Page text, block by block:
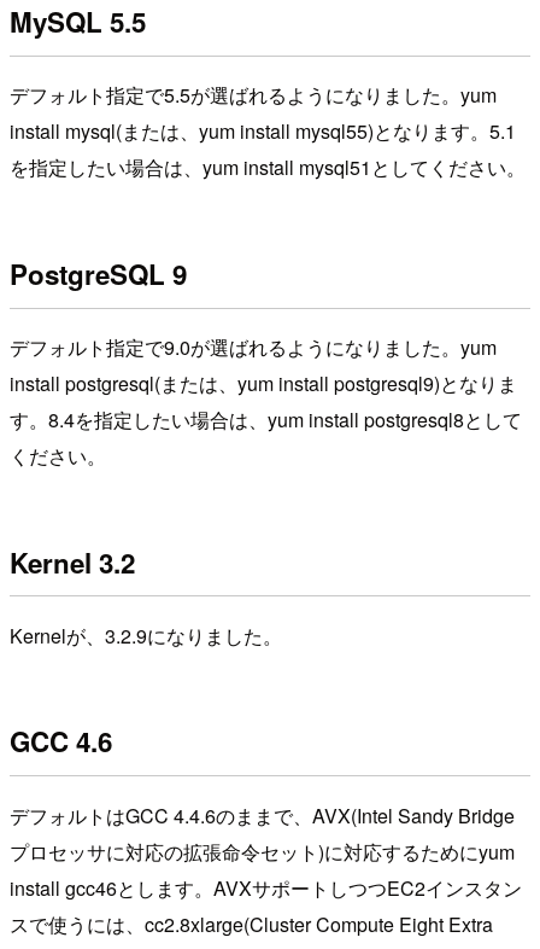
MySQL 5.5
デフォルト指定で5.5が選ばれるようになりました。yum
install mysql(または、yum install mysql55)となります。5.1
を指定したい場合は、yum install mysql51としてください。
PostgreSQL 9
デフォルト指定で9.0が選ばれるようになりました。yum
install postgresql(または、yum install postgresql9)となりま
す。8.4を指定したい場合は、yum install postgresql8として
ください。
Kernel 3.2
Kernelが、3.2.9になりました。
GCC 4.6
デフォルトはGCC 4.4.6のままで、AVX(Intel Sandy Bridge
プロセッサに対応の拡張命令セット)に対応するためにyum
install gcc46とします。AVXサポートしつつEC2インスタン
スで使うには、cc2.8xlarge(Cluster Compute Eight Extra